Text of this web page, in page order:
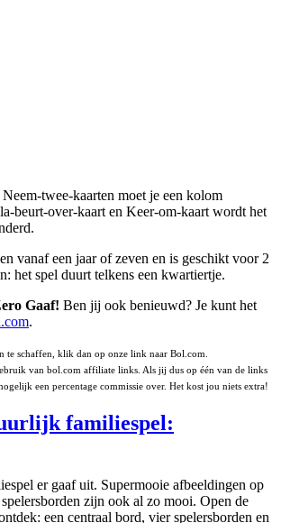
twee-kaarten moet je een kolom
beurt-over-kaart en Keer-om-kaart wordt het
vanaf een jaar of zeven en is geschikt voor 2
het spel duurt telkens een kwartiertje.
Gaaf! Ben jij ook benieuwd? Je kunt het
.
te schaffen, klik dan op onze link naar Bol.com.
van bol.com affiliate links. Als jij dus op één van de links
een percentage commissie over. Het kost jou niets extra!
familiespel:
er gaaf uit. Supermooie afbeeldingen op
zijn ook al zo mooi. Open de
een centraal bord, vier spelersborden en